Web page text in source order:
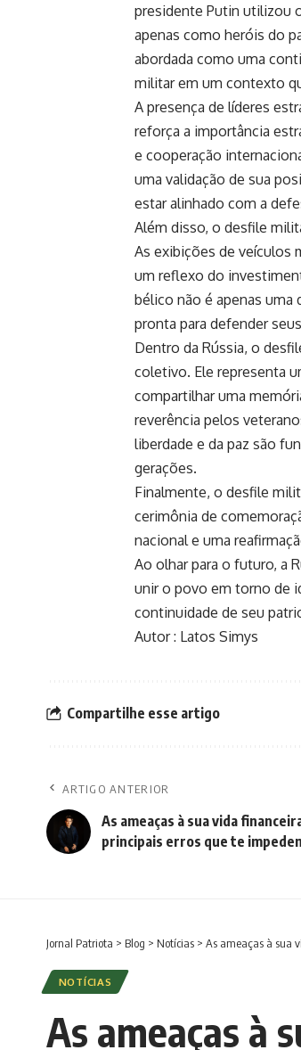
presidente Putin utilizou
apenas como heróis do
abordada como uma
militar em um contexto
A presença de líderes
reforça a importância
e cooperação
uma validação de sua
estar alinhado com a
Além disso, o desfile
As exibições de veículos
um reflexo do
bélico não é apenas uma
pronta para defender
Dentro da Rússia, o
coletivo. Ele representa
compartilhar uma
reverência pelos
liberdade e da paz são
gerações.
Finalmente, o desfile
cerimônia de
nacional e uma
Ao olhar para o futuro, a
unir o povo em torno de
continuidade de seu
Autor : Latos Simys
Compartilhe esse artigo
ARTIGO ANTERIOR
As ameaças à sua vida
principais erros que te
Jornal Patriota > Blog > Notícias > As ameaças à sua
NOTÍCIAS
As ameaças à